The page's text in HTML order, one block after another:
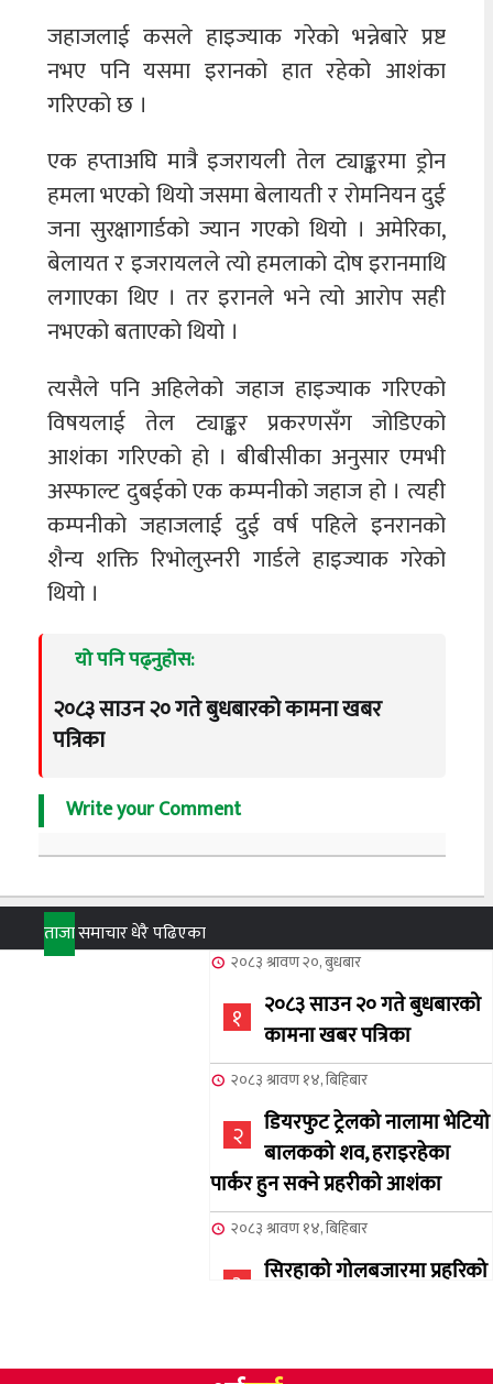
जहाजलाई कसले हाइज्याक गरेको भन्नेबारे प्रष्ट
नभए पनि यसमा इरानको हात रहेको आशंका
गरिएको छ ।
एक हप्ताअघि मात्रै इजरायली तेल ट्याङ्करमा ड्रोन
हमला भएको थियो जसमा बेलायती र रोमनियन दुई
जना सुरक्षागार्डको ज्यान गएको थियो । अमेरिका,
बेलायत र इजरायलले त्यो हमलाको दोष इरानमाथि
लगाएका थिए । तर इरानले भने त्यो आरोप सही
नभएको बताएको थियो ।
त्यसैले पनि अहिलेको जहाज हाइज्याक गरिएको
विषयलाई तेल ट्याङ्कर प्रकरणसँग जोडिएको
आशंका गरिएको हो । बीबीसीका अनुसार एमभी
अस्फाल्ट दुबईको एक कम्पनीको जहाज हो । त्यही
कम्पनीको जहाजलाई दुई वर्ष पहिले इनरानको
शैन्य शक्ति रिभोलुस्नरी गार्डले हाइज्याक गरेको
थियो ।
यो पनि पढ्नुहोस:
२०८३ साउन २० गते बुधबारको कामना खबर
पत्रिका
Write your Comment
ताजासमाचारधेरै पढिएका
२०८३ श्रावण २०, बुधबार
१
२०८३ साउन २० गते बुधबारको
कामना खबर पत्रिका
२०८३ श्रावण १४, बिहिबार
२
डियरफुट ट्रेलको नालामा भेटियो
बालकको शव, हराइरहेका
पार्कर हुन सक्ने प्रहरीको आशंका
२०८३ श्रावण १४, बिहिबार
३
सिरहाको गोलबजारमा प्रहरिको